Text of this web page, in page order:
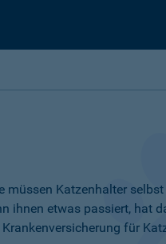
müssen Katzenhalter
ihnen etwas passiert, hat
für